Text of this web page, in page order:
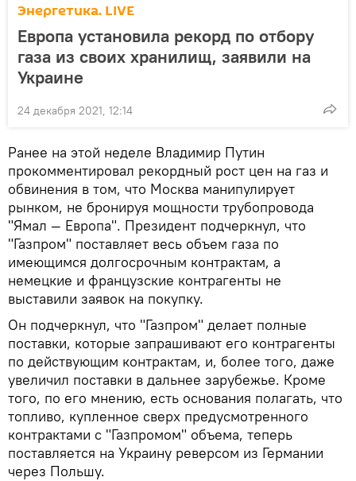
Энергетика. LIVE
Европа установила рекорд по отбору
газа из своих хранилищ, заявили на
Украине
24 декабря 2021, 12:14
Ранее на этой неделе Владимир Путин
прокомментировал рекордный рост цен на газ и
обвинения в том, что Москва манипулирует
рынком, не бронируя мощности трубопровода
"Ямал — Европа". Президент подчеркнул, что
"Газпром" поставляет весь объем газа по
имеющимся долгосрочным контрактам, а
немецкие и французские контрагенты не
выставили заявок на покупку.
Он подчеркнул, что "Газпром" делает полные
поставки, которые запрашивают его контрагенты
по действующим контрактам, и, более того, даже
увеличил поставки в дальнее зарубежье. Кроме
того, по его мнению, есть основания полагать, что
топливо, купленное сверх предусмотренного
контрактами с "Газпромом" объема, теперь
поставляется на Украину реверсом из Германии
через Польшу.